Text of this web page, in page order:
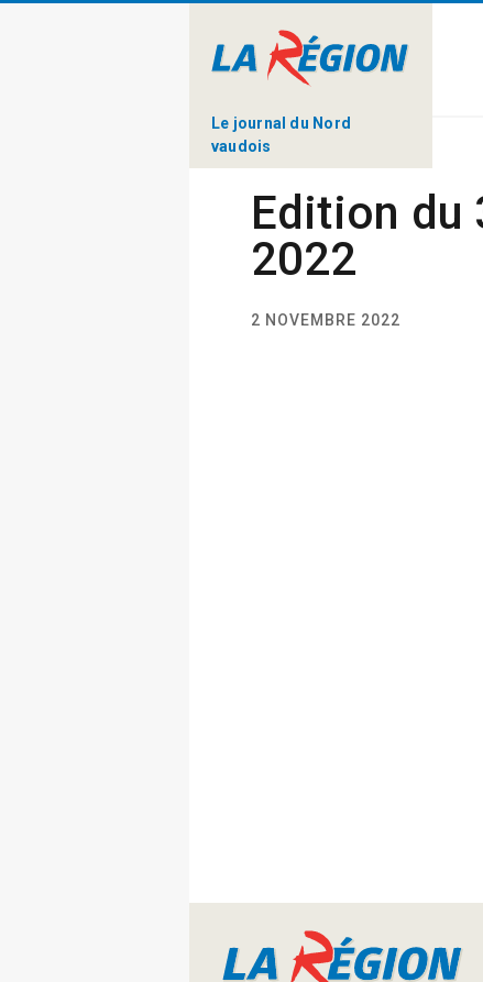
Le journal du Nord
vaudois
Edition du
2022
2 NOVEMBRE 2022